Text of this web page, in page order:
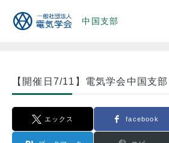
中国支部
【開催日7/11】電気学会中国支
エックス facebook